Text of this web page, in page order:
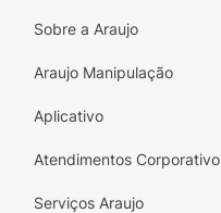
Sobre a Araujo
Araujo Manipulação
Aplicativo
Atendimentos
Serviços Araujo